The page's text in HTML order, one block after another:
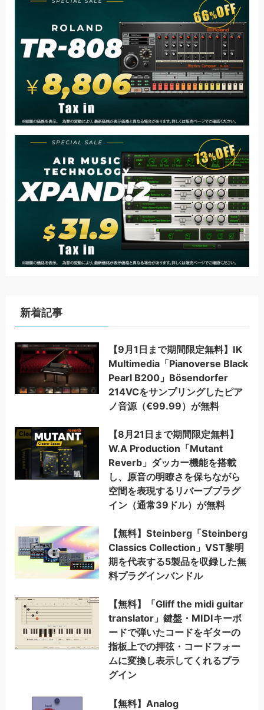
新着記事
【9月1日まで期間限定無料】IK
Multimedia「Pianoverse Black
Pearl B200」Bösendorfer
214VCをサンプリングしたピア
ノ音源（€99.99）が無料
【8月21日まで期間限定無料】
W.A Production「Mutant
Reverb」ダッカー機能を搭載
し、原音の明瞭さを保ちながら
空間を表現するリバーブプラグ
イン（通常39ドル）が無料
【無料】Steinberg「Steinberg
Classics Collection」VST黎明
期を代表する5製品を収録した無
料プラグインバンドル
【無料】「Gliff the midi guitar
translator」鍵盤・MIDIキーボ
ードで弾いたコードをギターの
指板上での押弦・コードフォー
ムに変換し表示してくれるプラ
グイン
【無料】Analog